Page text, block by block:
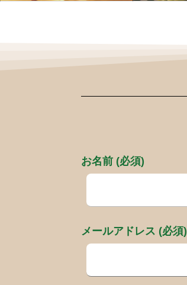
お名前 (必須)
メールアドレス (必須)